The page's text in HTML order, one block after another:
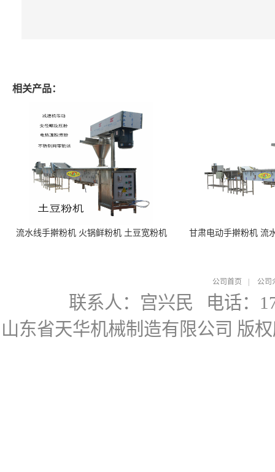
相关产品：
流水线手擀粉机 火锅鲜粉机 土豆宽粉机 甘肃电动手擀粉机 流
公司首页 公司
联系人：宫兴民 电话：
山东省天华机械制造有限公司 版